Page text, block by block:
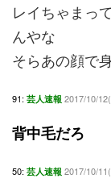
レイちゃまっ
んやな
そらあの顔で
91: 芸人速報 2017/10/
背中毛だろ
50: 芸人速報 2017/10/